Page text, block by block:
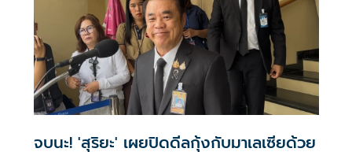
จบนะ! 'สุริยะ' เผยปิดดีลกุ้งกับมาเลเซียด้วย